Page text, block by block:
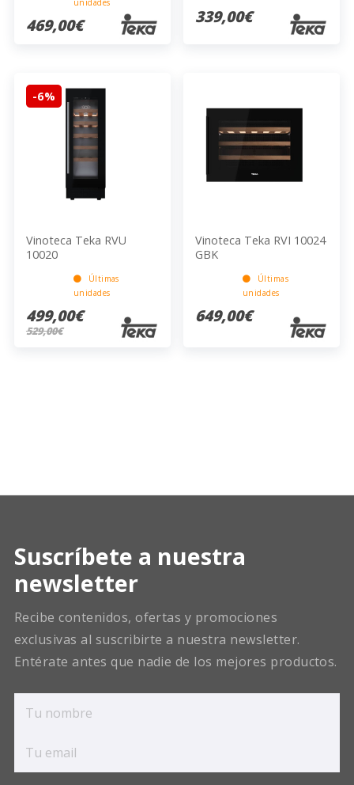
469,00€ 339,00€
-6%
Vinoteca Teka RVU
10020
Últimas
unidades
499,00€
529,00€
Vinoteca Teka RVI 10024
GBK
Últimas
unidades
649,00€
Suscríbete a nuestra
newsletter
Recibe contenidos, ofertas y promociones
exclusivas al suscribirte a nuestra newsletter.
Entérate antes que nadie de los mejores productos.